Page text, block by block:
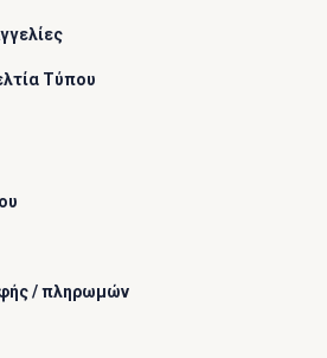
Τύπου
/ πληρωμών